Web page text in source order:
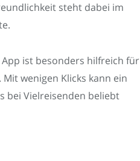
steht dabei im
ist besonders hilfreich für
wenigen Klicks kann ein
bei Vielreisenden beliebt